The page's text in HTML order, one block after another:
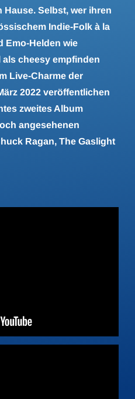
Selbst, wer ihren
Indie-Folk à la
Emo-Helden wie
cheesy empfinden
Live-Charme der
2022 veröffentlichen
zweites Album
angesehenen
Ragan, The Gaslight